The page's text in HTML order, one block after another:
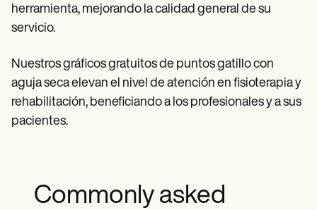
herramienta, mejorando la calidad general de su
servicio.
Nuestros gráficos gratuitos de puntos gatillo con
aguja seca elevan el nivel de atención en fisioterapia y
rehabilitación, beneficiando a los profesionales y a sus
pacientes.
Commonly asked